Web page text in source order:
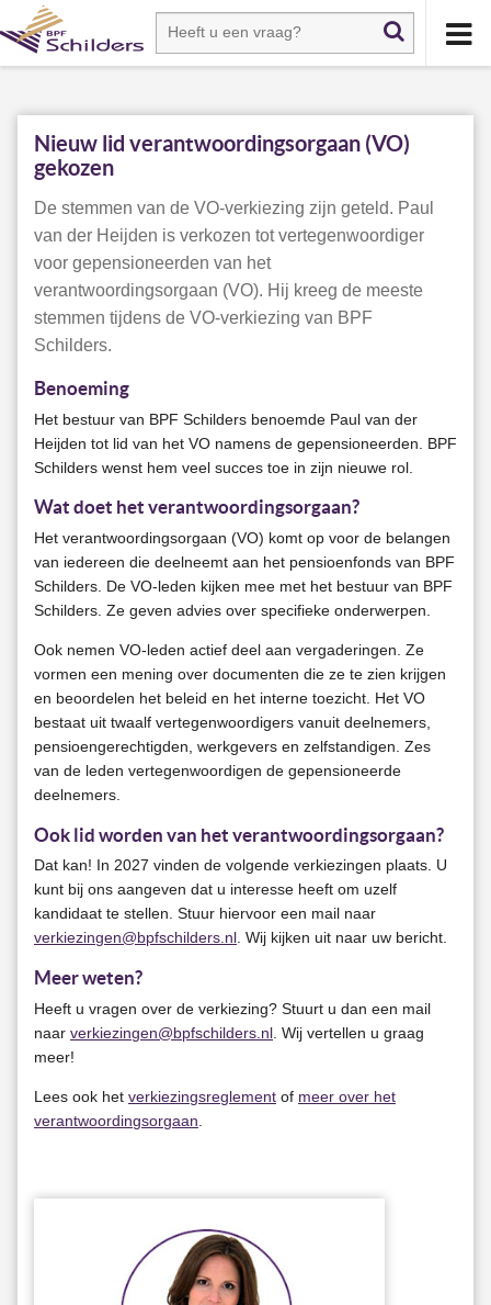
Nieuw lid verantwoordingsorgaan (VO)
gekozen
De stemmen van de VO-verkiezing zijn geteld. Paul
van der Heijden is verkozen tot vertegenwoordiger
voor gepensioneerden van het
verantwoordingsorgaan (VO). Hij kreeg de meeste
stemmen tijdens de VO-verkiezing van BPF
Schilders.
Benoeming
Het bestuur van BPF Schilders benoemde Paul van der
Heijden tot lid van het VO namens de gepensioneerden. BPF
Schilders wenst hem veel succes toe in zijn nieuwe rol.
Wat doet het verantwoordingsorgaan?
Het verantwoordingsorgaan (VO) komt op voor de belangen
van iedereen die deelneemt aan het pensioenfonds van BPF
Schilders. De VO-leden kijken mee met het bestuur van BPF
Schilders. Ze geven advies over specifieke onderwerpen.
Ook nemen VO-leden actief deel aan vergaderingen. Ze
vormen een mening over documenten die ze te zien krijgen
en beoordelen het beleid en het interne toezicht. Het VO
bestaat uit twaalf vertegenwoordigers vanuit deelnemers,
pensioengerechtigden, werkgevers en zelfstandigen. Zes
van de leden vertegenwoordigen de gepensioneerde
deelnemers.
Ook lid worden van het verantwoordingsorgaan?
Dat kan! In 2027 vinden de volgende verkiezingen plaats. U
kunt bij ons aangeven dat u interesse heeft om uzelf
kandidaat te stellen. Stuur hiervoor een mail naar
verkiezingen@bpfschilders.nl . Wij kijken uit naar uw bericht.
Meer weten?
Heeft u vragen over de verkiezing? Stuurt u dan een mail
naar verkiezingen@bpfschilders.nl
. Wij vertellen u graag
meer!
Lees ook het verkiezingsreglement of meer over het
verantwoordingsorgaan